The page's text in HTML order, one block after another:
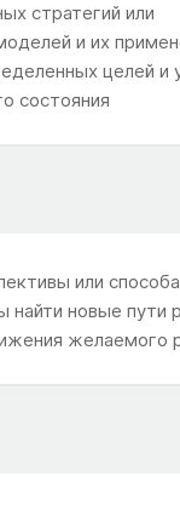
стратегий или
и их
целей и
состояния
или
найти новые пути
желаемого